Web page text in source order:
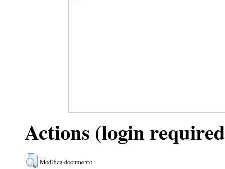
Actions (login
Modifica documento